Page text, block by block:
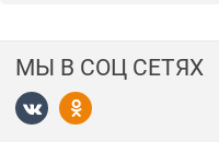
МЫ В СОЦ СЕТЯХ